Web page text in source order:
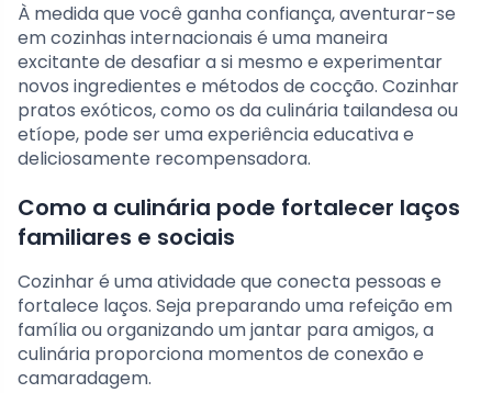
À medida que você ganha confiança, aventurar-se
em cozinhas internacionais é uma maneira
excitante de desafiar a si mesmo e experimentar
novos ingredientes e métodos de cocção. Cozinhar
pratos exóticos, como os da culinária tailandesa ou
etíope, pode ser uma experiência educativa e
deliciosamente recompensadora.
Como a culinária pode fortalecer laços
familiares e sociais
Cozinhar é uma atividade que conecta pessoas e
fortalece laços. Seja preparando uma refeição em
família ou organizando um jantar para amigos, a
culinária proporciona momentos de conexão e
camaradagem.